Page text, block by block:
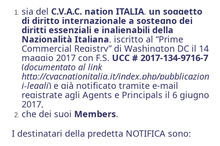
sia del C.V.A.C. nation ITALIA, un soggetto
di diritto internazionale a sostegno dei
diritti essenziali e inalienabili della
Nazionalità Italiana, iscritto al “Prime
Commercial Registry” di Washington DC il 14
maggio 2017 con F.S. UCC # 2017-134-9716-7
(documentato al link
http://cvacnationitalia.it/index.php/pubblicazion
i-legali) e già notificato tramite e-mail
registrate agli Agents e Principals il 6 giugno
2017,
che dei suoi Members.
I destinatari della predetta NOTIFICA sono: